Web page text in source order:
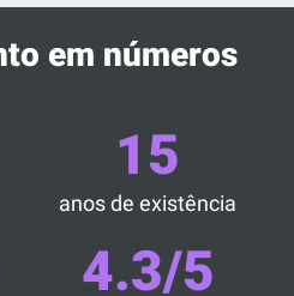
em números
15
anos de existência
4.3/5